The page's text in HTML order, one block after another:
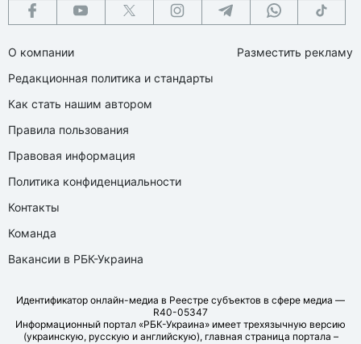
О компании
Редакционная политика и стандарты
Как стать нашим автором
Правила пользования
Правовая информация
Политика конфиденциальности
Контакты
Команда
Вакансии в РБК-Украина
Разместить рекламу
Идентификатор онлайн-медиа в Реестре субъектов в сфере медиа —
R40-05347
Информационный портал «РБК-Украина» имеет трехязычную версию
(украинскую, русскую и английскую), главная страница портала –